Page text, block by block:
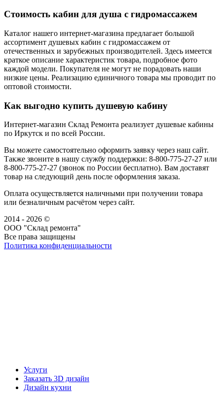
Стоимость кабин для душа с гидромассажем
Каталог нашего интернет-магазина предлагает большой
ассортимент душевых кабин с гидромассажем от
отечественных и зарубежных производителей. Здесь имеется
краткое описание характеристик товара, подробное фото
каждой модели. Покупателя не могут не порадовать наши
низкие цены. Реализацию единичного товара мы проводит по
оптовой стоимости.
Как выгодно купить душевую кабину
Интернет-магазин Склад Ремонта реализует душевые кабины
по Иркутск и по всей России.
Вы можете самостоятельно оформить заявку через наш сайт.
Также звоните в нашу службу поддержки: 8-800-775-27-27 или
8-800-775-27-27 (звонок по России бесплатно). Вам доставят
товар на следующий день после оформления заказа.
Оплата осуществляется наличными при получении товара
или безналичным расчётом через сайт.
2014 - 2026 ©
ООО "Склад ремонта"
Все права защищены
Политика конфиденциальности
Услуги
Заказать 3D дизайн
Дизайн кухни